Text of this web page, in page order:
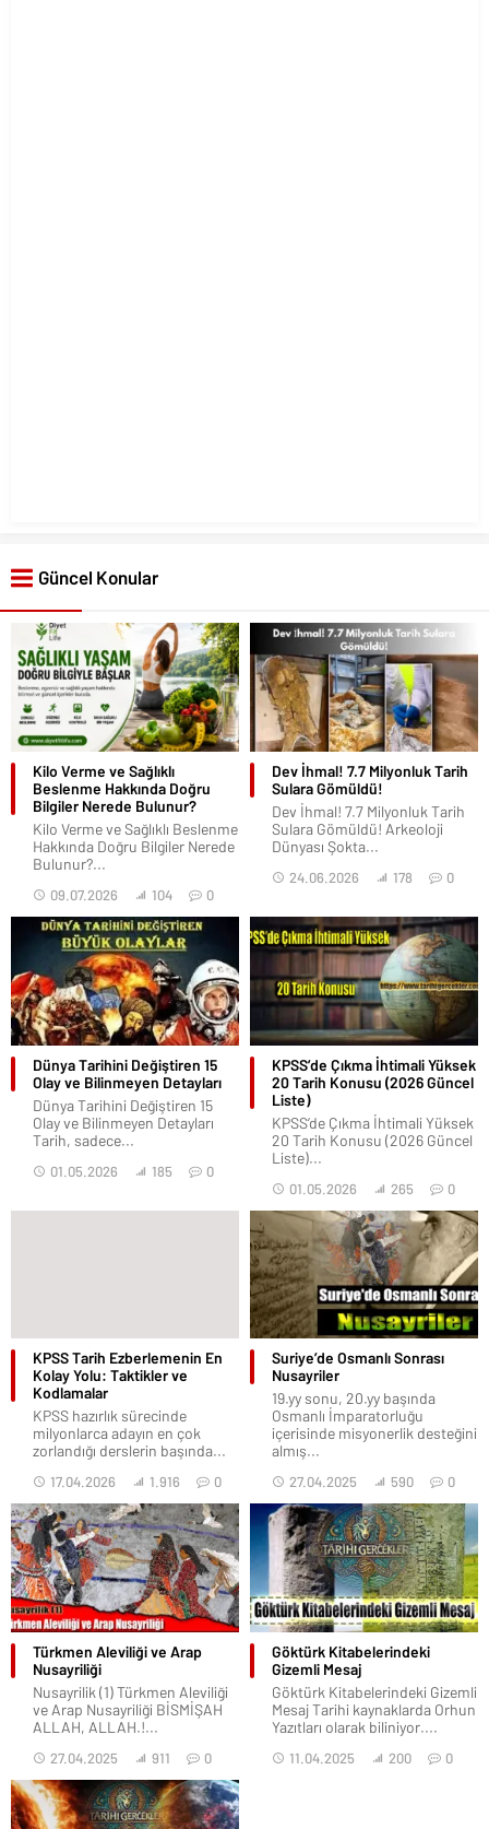
Güncel Konular
Kilo Verme ve Sağlıklı
Beslenme Hakkında Doğru
Bilgiler Nerede Bulunur?
Kilo Verme ve Sağlıklı Beslenme
Hakkında Doğru Bilgiler Nerede
Bulunur?...
09.07.2026 104 0
Dev İhmal! 7.7 Milyonluk Tarih
Sulara Gömüldü!
Dev İhmal! 7.7 Milyonluk Tarih
Sulara Gömüldü! Arkeoloji
Dünyası Şokta...
24.06.2026 178 0
Dünya Tarihini Değiştiren 15
Olay ve Bilinmeyen Detayları
Dünya Tarihini Değiştiren 15
Olay ve Bilinmeyen Detayları
Tarih, sadece...
01.05.2026 185 0
KPSS’de Çıkma İhtimali Yüksek
20 Tarih Konusu (2026 Güncel
Liste)
KPSS’de Çıkma İhtimali Yüksek
20 Tarih Konusu (2026 Güncel
Liste)...
01.05.2026 265 0
KPSS Tarih Ezberlemenin En
Kolay Yolu: Taktikler ve
Kodlamalar
KPSS hazırlık sürecinde
milyonlarca adayın en çok
zorlandığı derslerin başında...
17.04.2026 1.916 0
Suriye’de Osmanlı Sonrası
Nusayriler
19.yy sonu, 20.yy başında
Osmanlı İmparatorluğu
içerisinde misyonerlik desteğini
almış...
27.04.2025 590 0
Türkmen Aleviliği ve Arap
Nusayriliği
Nusayrilik (1) Türkmen Aleviliği
ve Arap Nusayriliği BİSMİŞAH
ALLAH, ALLAH.!...
27.04.2025 911 0
Göktürk Kitabelerindeki
Gizemli Mesaj
Göktürk Kitabelerindeki Gizemli
Mesaj Tarihi kaynaklarda Orhun
Yazıtları olarak biliniyor....
11.04.2025 200 0